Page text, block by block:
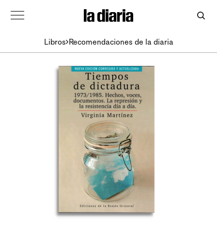
Libros Recomendaciones de la diaria